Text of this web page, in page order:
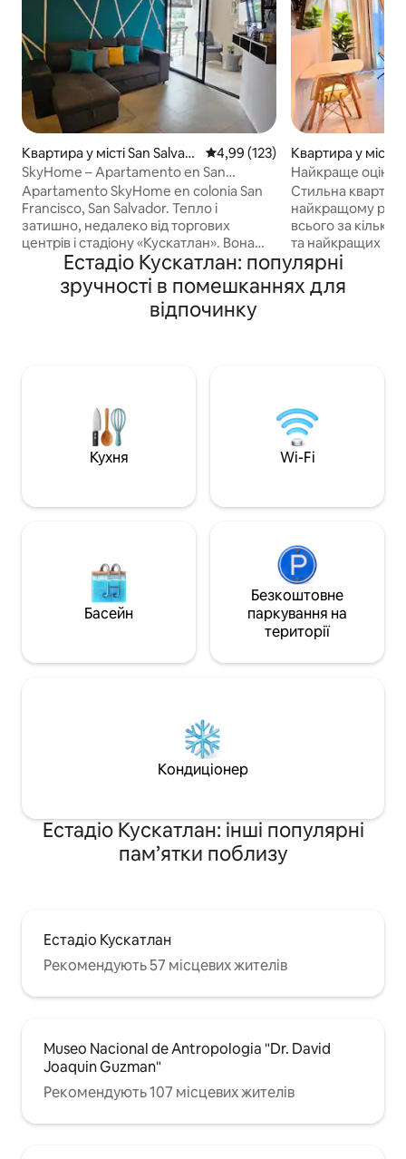
Квартира у місті San Salvad
or
Середня оцінка: 4,99 з 5,
4,99 (123)
SkyHome – Apartamento en San
Salvador
Apartamento SkyHome en colonia San
Francisco, San Salvador. Тепло і
затишно, недалеко від торгових
центрів і стадіону «Кускатлан». Вона
пропонує 1 спальню, 1 ванну кімнату,
1 паркувальне місце, вітальню (диван-
ліжко), їдальню, кухню та терасу.
Оснащена 2 телевізорами,
шампунем, кондиціонером, гелем для
душу та рушниками. Зручності:
невеликий тренажерний зал, робоча
зона та дитячі ігри
Квартира у місті
or
Найкраще
1 спальнею
Кондиціонер,
Стильна
найкращому
всього за кілька
та найкращих
нічних клубів
призначене для
легкого
доступом до
запропонувати
Естадіо Кускатлан: популярні
зручності в помешканнях для
відпочинку
Кухня Wi-Fi
Басейн
Безкоштовне
паркування на
території
Кондиціонер
Естадіо Кускатлан: інші популярні
пам’ятки поблизу
Естадіо Кускатлан
Рекомендують 57 місцевих жителів
Museo Nacional de Antropologia "Dr. David
Joaquin Guzman"
Рекомендують 107 місцевих жителів